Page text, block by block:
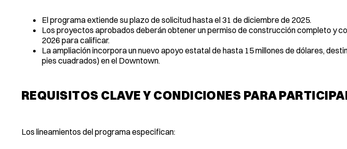
El programa extiende su plazo de solicitud hasta el 31 de diciembre de 2025.
Los proyectos aprobados deberán obtener un permiso de construcción completo y
2026 para calificar.
La ampliación incorpora un nuevo apoyo estatal de hasta 15 millones de dólares,
pies cuadrados) en el Downtown.
REQUISITOS CLAVE Y CONDICIONES PARA
Los lineamientos del programa especifican: